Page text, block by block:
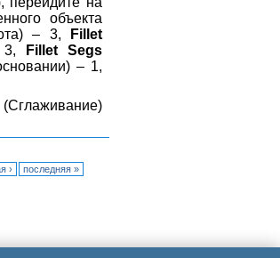
объекта
– 3,
Fillet
3,
Fillet Segs
– 1,
(Сглаживание)
› последняя »